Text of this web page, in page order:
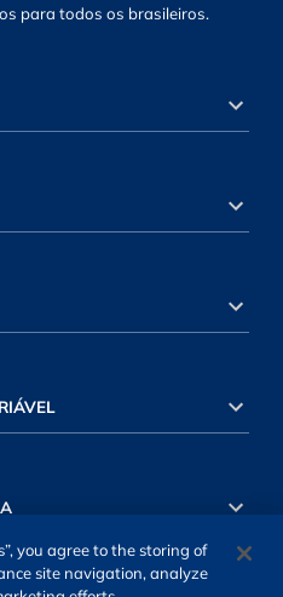
para todos os brasileiros.
you agree to the storing of
site navigation, analyze